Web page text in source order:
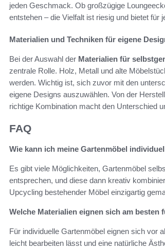
jeden Geschmack. Ob großzügige
entstehen – die Vielfalt ist riesig und bietet
Materialien und Techniken für eigene
Bei der Auswahl der Materialien für
zentrale Rolle. Holz, Metall und alte
werden. Wichtig ist, sich zuvor mit den
eigene Designs auszuwählen. Von der
richtige Kombination macht den Unterschied
FAQ
Wie kann ich meine Gartenmöbel
Es gibt viele Möglichkeiten, Gartenmöbel
entsprechen, und diese dann kreativ
Upcycling bestehender Möbel einzigartig
Welche Materialien eignen sich am besten
Für individuelle Gartenmöbel eignen sich vor
leicht bearbeiten lässt und eine natürliche